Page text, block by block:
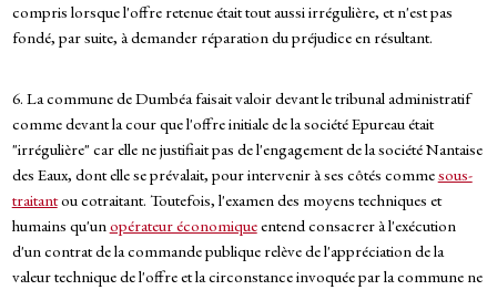
compris lorsque l'offre retenue était tout aussi irrégulière, et n'est pas
fondé, par suite, à demander réparation du préjudice en résultant.
6. La commune de Dumbéa faisait valoir devant le tribunal administratif
comme devant la cour que l'offre initiale de la société Epureau était
"irrégulière" car elle ne justifiait pas de l'engagement de la société Nantaise
des Eaux, dont elle se prévalait, pour intervenir à ses côtés commesous-
traitantou cotraitant. Toutefois, l'examen des moyens techniques et
humains qu'unopérateur économiqueentend consacrer à l'exécution
d'un contrat de la commande publique relève de l'appréciation de la
valeur technique de l'offre et la circonstance invoquée par la commune ne